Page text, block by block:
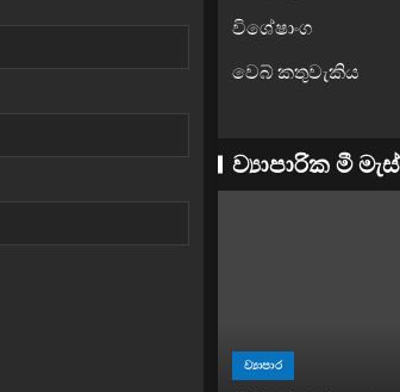
විශේෂාංග
වෙබ් කතුවැකිය
ව්‍යාපාරික මී
ව්‍යාපාර